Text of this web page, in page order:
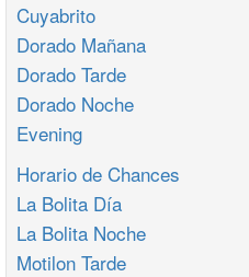
Cuyabrito
Dorado Mañana
Dorado Tarde
Dorado Noche
Evening
Horario de Chances
La Bolita Día
La Bolita Noche
Motilon Tarde